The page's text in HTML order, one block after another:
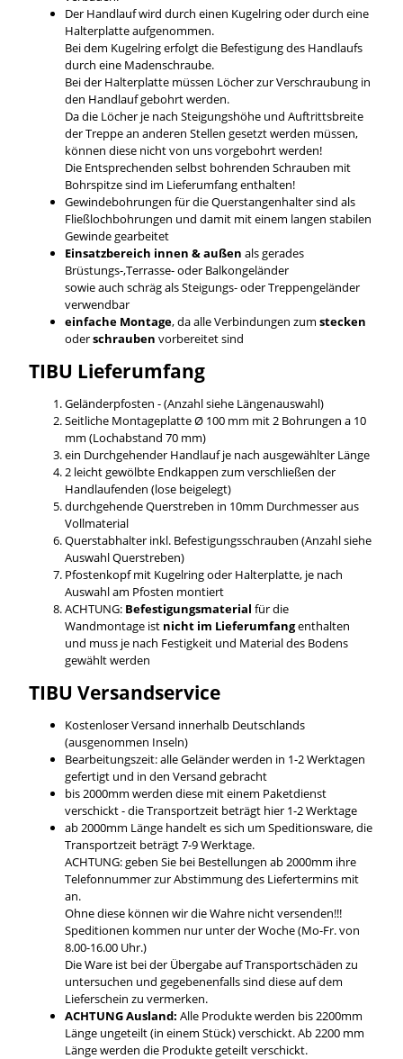
Der Handlauf wird durch einen Kugelring oder durch eine
Halterplatte aufgenommen.
Bei dem Kugelring erfolgt die Befestigung des Handlaufs
durch eine Madenschraube.
Bei der Halterplatte müssen Löcher zur Verschraubung in
den Handlauf gebohrt werden.
Da die Löcher je nach Steigungshöhe und Auftrittsbreite
der Treppe an anderen Stellen gesetzt werden müssen,
können diese nicht von uns vorgebohrt werden!
Die Entsprechenden selbst bohrenden Schrauben mit
Bohrspitze sind im Lieferumfang enthalten!
Gewindebohrungen für die Querstangenhalter sind als
Fließlochbohrungen und damit mit einem langen stabilen
Gewinde gearbeitet
Einsatzbereich innen & außen als gerades
Brüstungs-,Terrasse- oder Balkongeländer
sowie auch schräg als Steigungs- oder Treppengeländer
verwendbar
einfache Montage, da alle Verbindungen zum stecken
oderschrauben vorbereitet sind
TIBU Lieferumfang
Geländerpfosten - (Anzahl siehe Längenauswahl)
Seitliche Montageplatte Ø 100 mm mit 2 Bohrungen a 10
mm (Lochabstand 70 mm)
ein Durchgehender Handlauf je nach ausgewählter Länge
2 leicht gewölbte Endkappen zum verschließen der
Handlaufenden (lose beigelegt)
durchgehende Querstreben in 10mm Durchmesser aus
Vollmaterial
Querstabhalter inkl. Befestigungsschrauben (Anzahl siehe
Auswahl Querstreben)
Pfostenkopf mit Kugelring oder Halterplatte, je nach
Auswahl am Pfosten montiert
ACHTUNG:Befestigungsmaterial für die
Wandmontage ist nicht im Lieferumfangenthalten
und muss je nach Festigkeit und Material des Bodens
gewählt werden
TIBU Versandservice
Kostenloser Versand innerhalb Deutschlands
(ausgenommen Inseln)
Bearbeitungszeit: alle Geländer werden in 1-2 Werktagen
gefertigt und in den Versand gebracht
bis 2000mm werden diese mit einem Paketdienst
verschickt - die Transportzeit beträgt hier 1-2 Werktage
ab 2000mm Länge handelt es sich um Speditionsware, die
Transportzeit beträgt 7-9 Werktage.
ACHTUNG: geben Sie bei Bestellungen ab 2000mm ihre
Telefonnummer zur Abstimmung des Liefertermins mit
an.
Ohne diese können wir die Wahre nicht versenden!!!
Speditionen kommen nur unter der Woche (Mo-Fr. von
8.00-16.00 Uhr.)
Die Ware ist bei der Übergabe auf Transportschäden zu
untersuchen und gegebenenfalls sind diese auf dem
Lieferschein zu vermerken.
ACHTUNG Ausland: Alle Produkte werden bis 2200mm
Länge ungeteilt (in einem Stück) verschickt. Ab 2200 mm
Länge werden die Produkte geteilt verschickt.